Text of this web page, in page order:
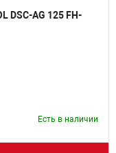
DSC-AG 125 FH-
Есть в наличии